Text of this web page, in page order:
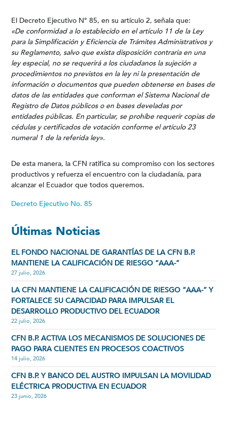
El Decreto Ejecutivo N° 85, en su artículo 2, señala que:
«De conformidad a lo establecido en el artículo 11 de la Ley
para la Simplificación y Eficiencia de Trámites Administrativos y
su Reglamento, salvo que exista disposición contraria en una
ley especial, no se requerirá a los ciudadanos la sujeción a
procedimientos no previstos en la ley ni la presentación de
información o documentos que pueden obtenerse en bases de
datos de las entidades que conforman el Sistema Nacional de
Registro de Datos públicos o en bases develadas por
entidades públicas. En particular, se prohíbe requerir copias de
cédulas y certificados de votación conforme el artículo 23
numeral 1 de la referida ley».
De esta manera, la CFN ratifica su compromiso con los sectores
productivos y refuerza el encuentro con la ciudadanía, para
alcanzar el Ecuador que todos queremos.
Decreto Ejecutivo No. 85
Últimas Noticias
EL FONDO NACIONAL DE GARANTÍAS DE LA CFN B.P.
MANTIENE LA CALIFICACIÓN DE RIESGO “AAA-”
27 julio, 2026
LA CFN MANTIENE LA CALIFICACIÓN DE RIESGO “AAA-” Y
FORTALECE SU CAPACIDAD PARA IMPULSAR EL
DESARROLLO PRODUCTIVO DEL ECUADOR
22 julio, 2026
CFN B.P. ACTIVA LOS MECANISMOS DE SOLUCIONES DE
PAGO PARA CLIENTES EN PROCESOS COACTIVOS
14 julio, 2026
CFN B.P. Y BANCO DEL AUSTRO IMPULSAN LA MOVILIDAD
ELÉCTRICA PRODUCTIVA EN ECUADOR
23 junio, 2026